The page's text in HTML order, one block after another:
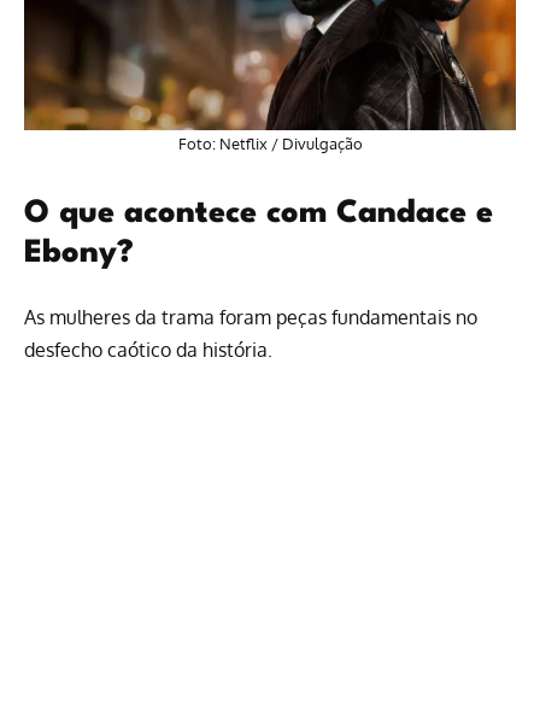
Foto: Netflix/ Divulgação
O que acontece com Candace e
Ebony?
As mulheres da trama foram peças fundamentais no
desfecho caótico da história.